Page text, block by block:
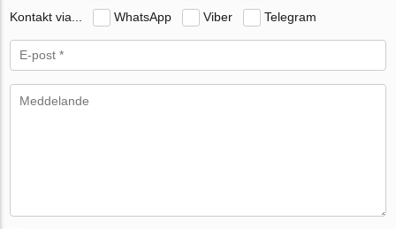
Kontakt via... WhatsApp Viber Telegram